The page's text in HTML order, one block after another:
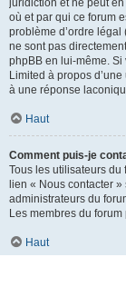
juridiction et ne peut
où et par qui ce forum
problème d’ordre
ne sont pas
phpBB en lui-même.
Limited à propos
à une réponse
Haut
Comment puis-je
Tous les utilisateurs
lien « Nous contacter
administrateurs du
Les membres du
Haut